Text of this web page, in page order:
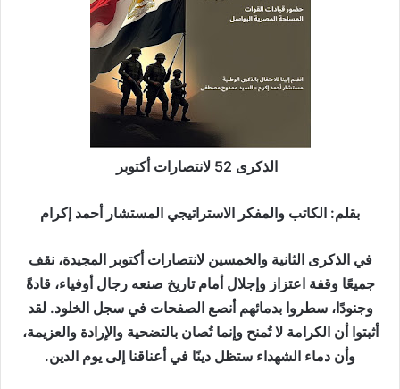
الذكرى 52 لانتصارات أكتوبر
بقلم: الكاتب والمفكر الاستراتيجي المستشار أحمد إكرام
في الذكرى الثانية والخمسين لانتصارات أكتوبر المجيدة، نقف
جميعًا وقفة اعتزاز وإجلال أمام تاريخ صنعه رجال أوفياء، قادةً
وجنودًا، سطروا بدمائهم أنصع الصفحات في سجل الخلود. لقد
أثبتوا أن الكرامة لا تُمنح وإنما تُصان بالتضحية والإرادة والعزيمة،
وأن دماء الشهداء ستظل دينًا في أعناقنا إلى يوم الدين.